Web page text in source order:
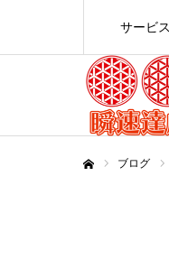
サービ
ブログ